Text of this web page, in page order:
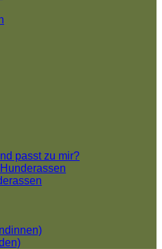
passt zu mir?